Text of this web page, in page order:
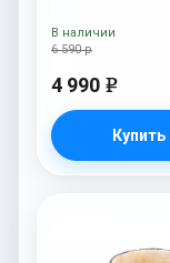
6 590 р
4 990 e
Купить
В наличии